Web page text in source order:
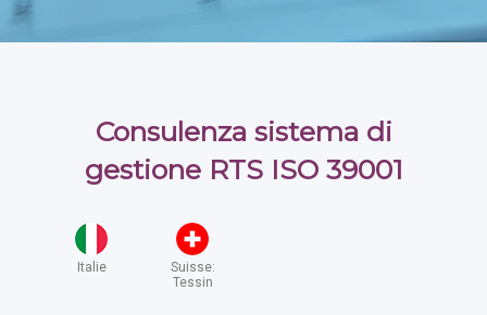
Consulenza sistema di
gestione RTS ISO 39001
Italie
Suisse:
Tessin